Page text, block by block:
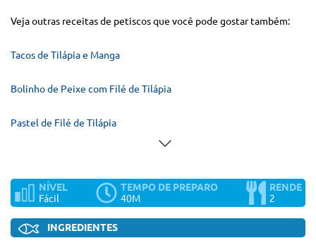
Veja outras receitas de petiscos que você pode gostar também:
Tacos de Tilápia e Manga
Bolinho de Peixe com Filé de Tilápia
Pastel de Filé de Tilápia
NÍVEL
Fácil
TEMPO DE PREPARO
40M
RENDE
2
INGREDIENTES